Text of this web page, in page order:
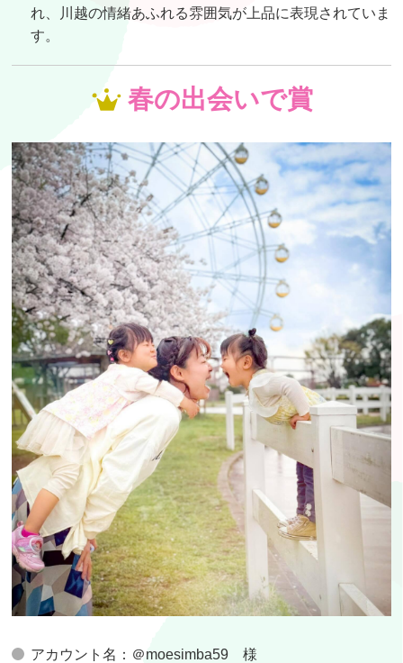
れ、川越の情緒あふれる雰囲気が上品に表現されていま
す。
春の出会いで賞
アカウント名：＠moesimba59 様